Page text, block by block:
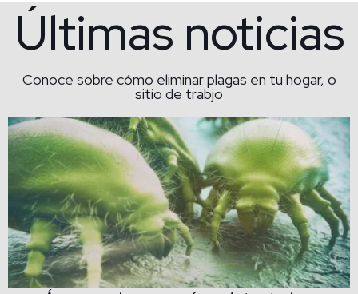
Últimas noticias
Conoce sobre cómo eliminar plagas en tu hogar, o
sitio de trabjo